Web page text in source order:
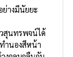
ย่างมีนัยยะ
สุนทรพจน์ได้
านองสีหน้า